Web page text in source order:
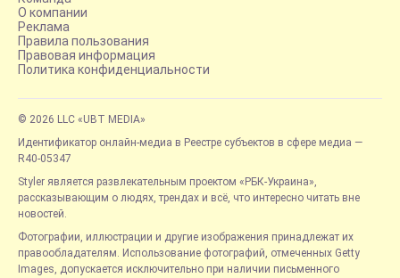
О компании
Реклама
Правила пользования
Правовая информация
Политика конфиденциальности
© 2026 LLC «UBT MEDIA»
Идентификатор онлайн-медиа в Реестре субъектов в сфере медиа —
R40-05347
Styler является развлекательным проектом «РБК-Украина»,
рассказывающим о людях, трендах и всё, что интересно читать вне
новостей.
Фотографии, иллюстрации и другие изображения принадлежат их
правообладателям. Использование фотографий, отмеченных Getty
Images, допускается исключительно при наличии письменного